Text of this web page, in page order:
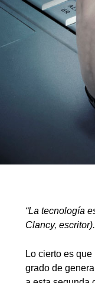
“La tecnología
Clancy, escritor).
Lo cierto es
grado de